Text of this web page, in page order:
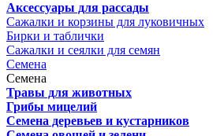
Аксессуары для рассады
Сажалки и корзины для луковичных
Бирки и таблички
Сажалки и сеялки для семян
Семена
Семена
Травы для животных
Грибы мицелий
Семена деревьев и кустарников